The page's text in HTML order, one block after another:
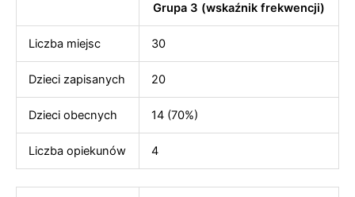
Grupa 3 (wskaźnik frekwencji)
Liczba miejsc 30
Dzieci zapisanych 20
Dzieci obecnych 14 (70%)
Liczba opiekunów 4